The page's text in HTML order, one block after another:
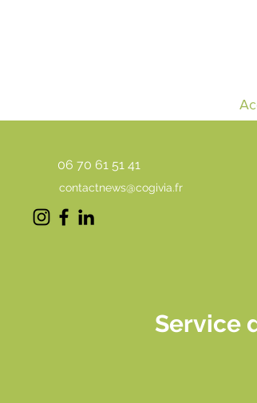
06 70 61 51 41
contactnews@cogivia.fr
Service